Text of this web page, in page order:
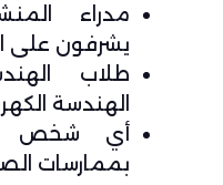
مدراء
يشرفون على
طلاب
الهندسة
أي شخص
بممارسات